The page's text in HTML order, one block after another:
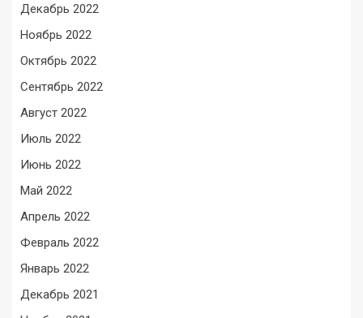
Декабрь 2022
Ноябрь 2022
Октябрь 2022
Сентябрь 2022
Август 2022
Июль 2022
Июнь 2022
Май 2022
Апрель 2022
Февраль 2022
Январь 2022
Декабрь 2021